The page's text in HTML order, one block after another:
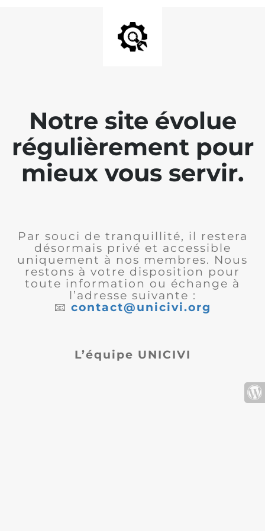
Notre site évolue
régulièrement pour
mieux vous servir.
Par souci de tranquillité, il restera
désormais privé et accessible
uniquement à nos membres. Nous
restons à votre disposition pour
toute information ou échange à
l’adresse suivante :
📧 contact@unicivi.org
L’équipe UNICIVI